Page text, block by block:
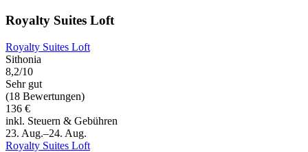
Royalty Suites Loft
Royalty Suites Loft
Sithonia
8,2/10
Sehr gut
(18 Bewertungen)
136 €
inkl. Steuern & Gebühren
23. Aug.–24. Aug.
Royalty Suites Loft